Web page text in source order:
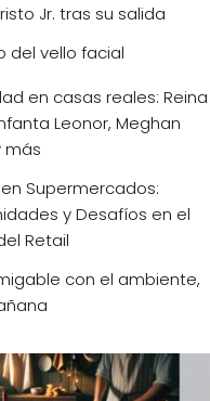
Jr. tras su salida
del vello facial
en casas reales: Reina
Leonor, Meghan
más
Supermercados:
y Desafíos en el
Retail
con el ambiente,